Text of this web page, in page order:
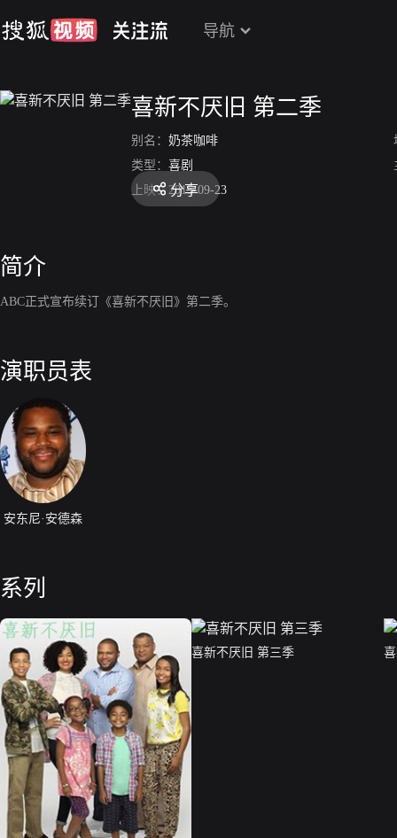
导航
喜新不厌旧 第二季
别名： 奶茶咖啡
类型： 喜剧
上映： 2015-09-23
分享
简介
ABC正式宣布续订《喜新不厌旧》第二季。
演职员表
安东尼·安德森
系列
喜新不厌旧 第三季